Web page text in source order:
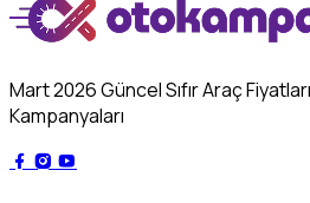
Mart 2026 Güncel Sıfır Araç
Kampanyaları